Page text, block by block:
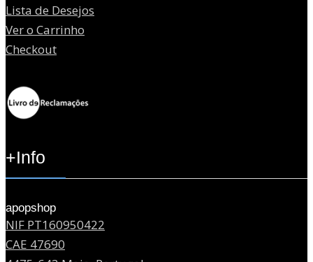
Lista de Desejos
Ver o Carrinho
Checkout
+Info
apopshop
NIF PT160950422
CAE 47690